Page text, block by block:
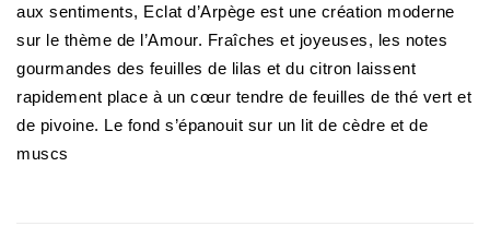
aux sentiments, Eclat d’Arpège est une création moderne
sur le thème de l’Amour. Fraîches et joyeuses, les notes
gourmandes des feuilles de lilas et du citron laissent
rapidement place à un cœur tendre de feuilles de thé vert et
de pivoine. Le fond s’épanouit sur un lit de cèdre et de
muscs